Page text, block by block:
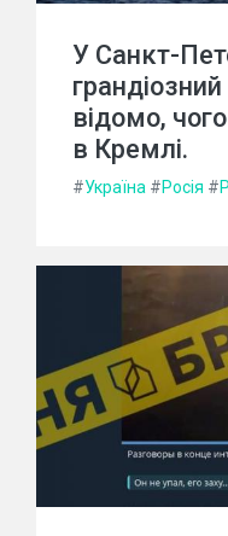
У Санкт-
відомо,
в Кремлі.
#Україна #Росія #